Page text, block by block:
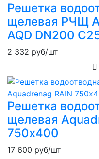
Решетка
щелевая РЧЩ
AQD DN200
2 332 руб/шт
Решетка
щелевая
750х400
17 600 руб/шт